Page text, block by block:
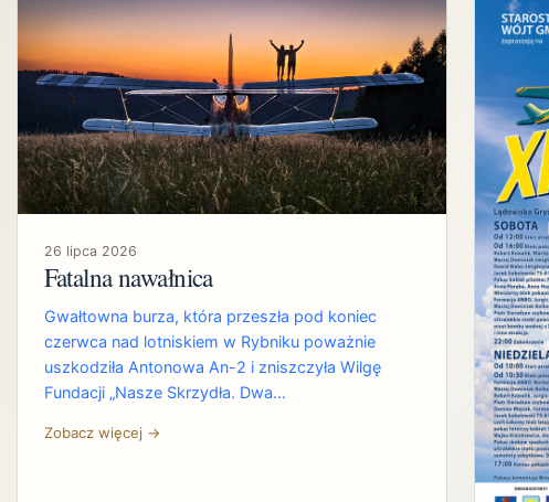
26 lipca 2026
Fatalna nawałnica
Gwałtowna burza, która przeszła pod koniec
czerwca nad lotniskiem w Rybniku poważnie
uszkodziła Antonowa An-2 i zniszczyła Wilgę
Fundacji „Nasze Skrzydła. Dwa…
Zobacz więcej →